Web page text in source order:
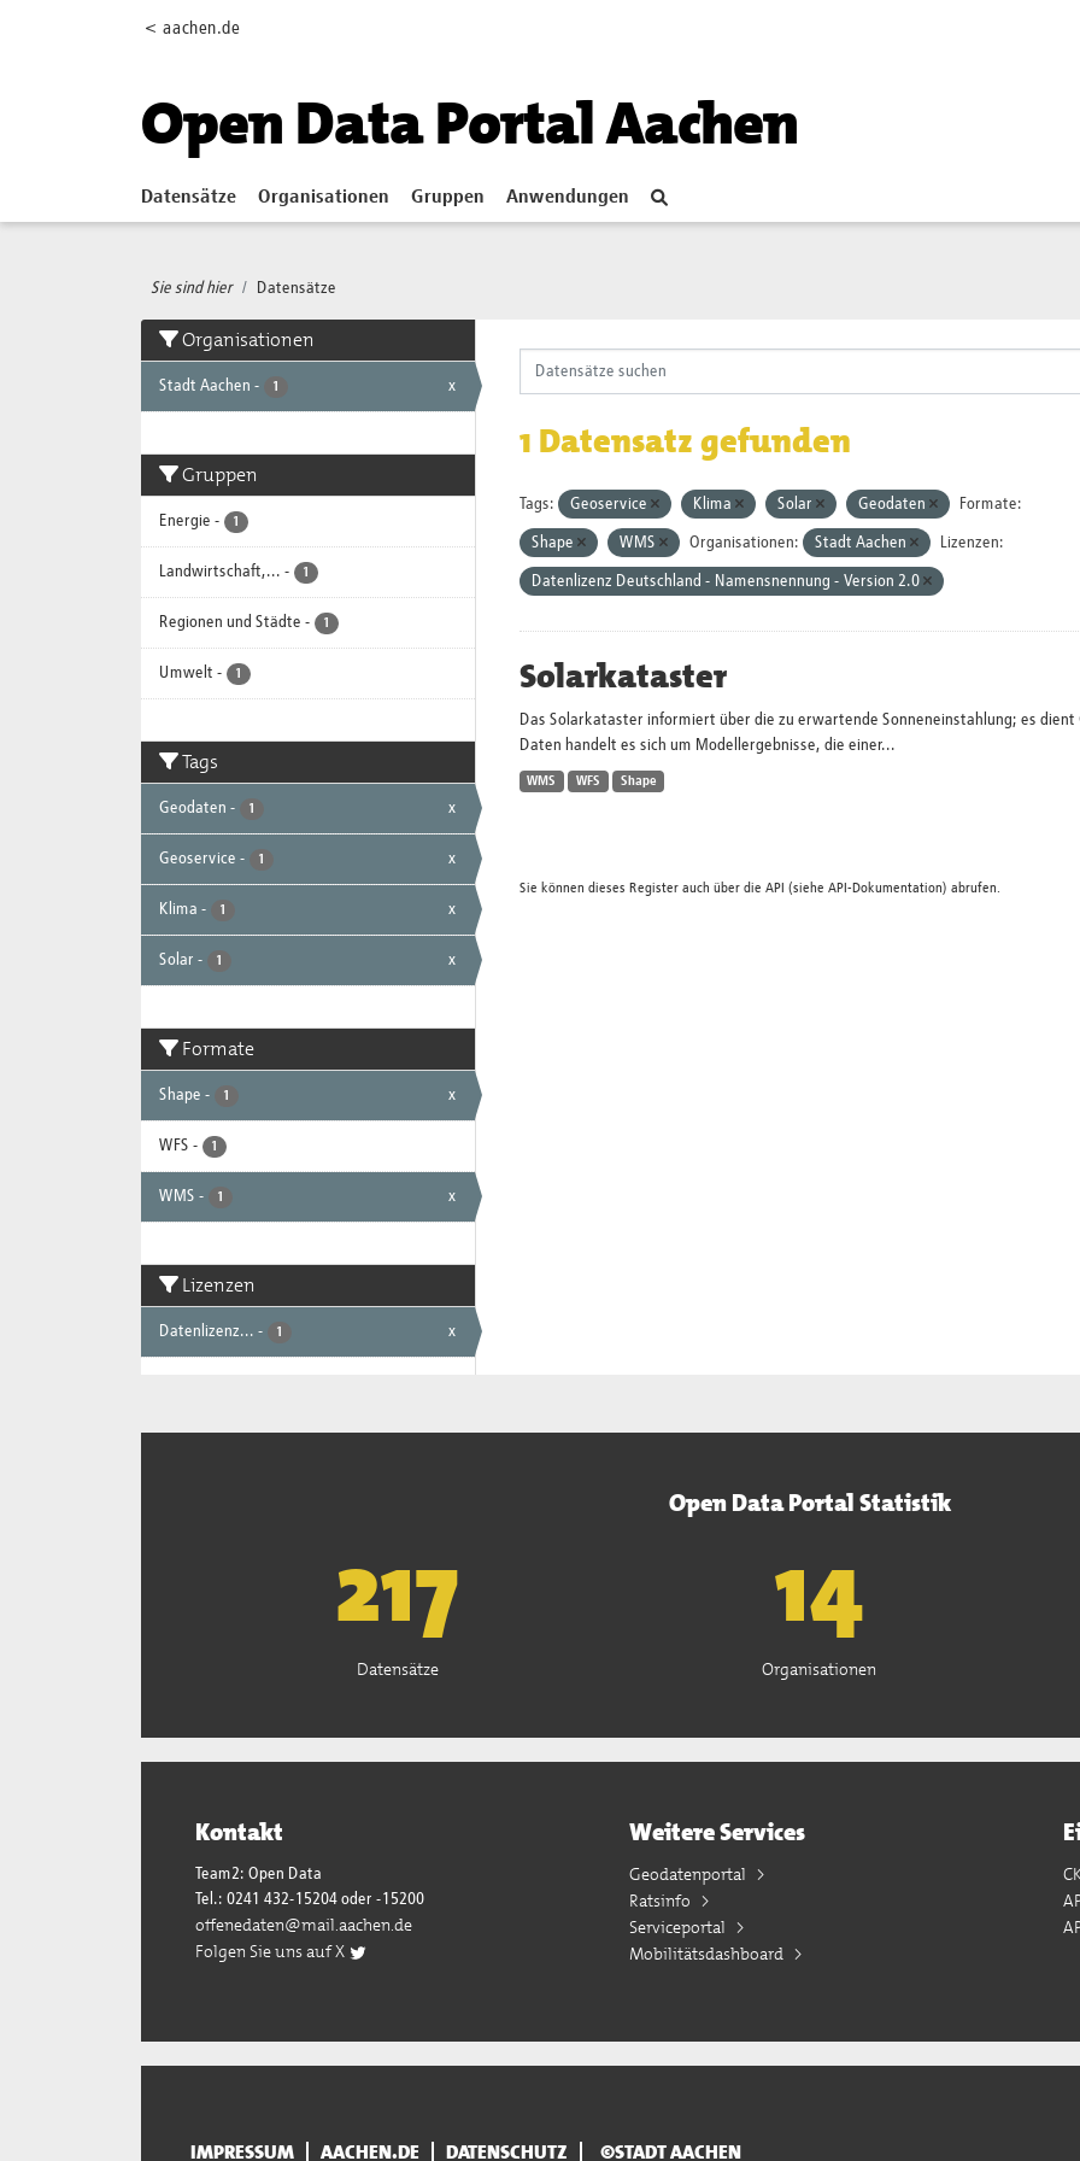
< aachen.de
Open Data Portal Aachen
Datensätze Organisationen Gruppen Anwendungen
Sie sind hier Datensätze
Organisationen
Stadt Aachen - 1 x
Gruppen
Energie - 1
Landwirtschaft,... - 1
Regionen und Städte - 1
Umwelt - 1
Tags
Geodaten - 1 x
Geoservice - 1 x
Klima - 1 x
Solar - 1 x
Formate
Shape - 1 x
WFS - 1
WMS - 1 x
Lizenzen
Datenlizenz... - 1 x
1 Datensatz gefunden
Tags: Geoservice Klima Solar Geodaten Formate:
Shape WMS Organisationen: Stadt Aachen Lizenzen:
Datenlizenz Deutschland - Namensnennung - Version 2.0
Solarkataster
Das Solarkataster informiert über die zu erwartende Sonneneinstahlung; es
Daten handelt es sich um Modellergebnisse, die einer...
WMS WFS Shape
Sie können dieses Register auch über die API (siehe API-Dokumentation) abrufen.
Open Data Portal Statistik
221
Datensätze
15
Organisationen
Kontakt
Team2: Open Data
Tel.: 0241 432-15204 oder -15200
offenedaten@mail.aachen.de
Folgen Sie uns auf X
Weitere Services
Geodatenportal
Ratsinfo
Serviceportal
Mobilitätsdashboard
IMPRESSUM AACHEN.DE DATENSCHUTZ ©STADT AACHEN